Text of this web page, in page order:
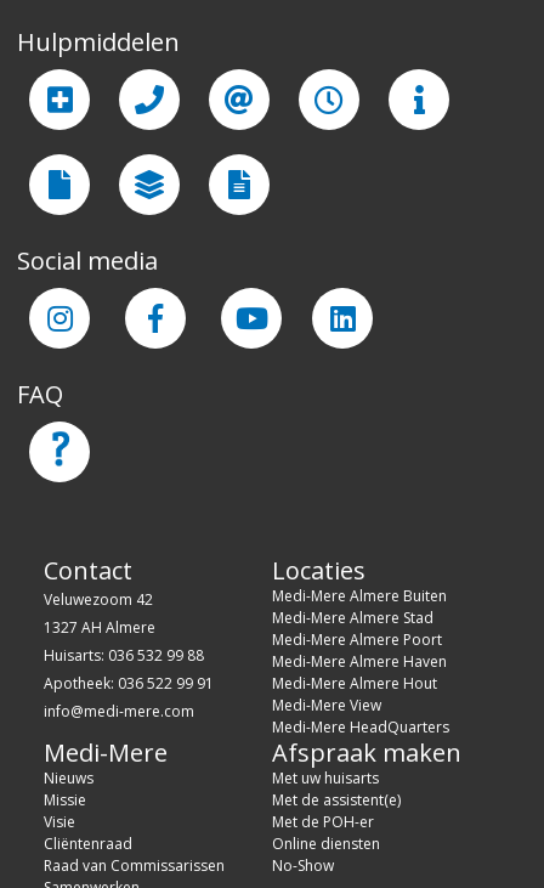
Hulpmiddelen
Social media
FAQ
Contact
Veluwezoom 42
1327 AH Almere
Huisarts: 036 532 99 88
Apotheek: 036 522 99 91
info@medi-mere.com
Locaties
Medi-Mere Almere Buiten
Medi-Mere Almere Stad
Medi-Mere Almere Poort
Medi-Mere Almere Haven
Medi-Mere Almere Hout
Medi-Mere View
Medi-Mere HeadQuarters
Medi-Mere
Nieuws
Missie
Visie
Cliëntenraad
Raad van Commissarissen
Afspraak maken
Met uw huisarts
Met de assistent(e)
Met de POH-er
Online diensten
No-Show